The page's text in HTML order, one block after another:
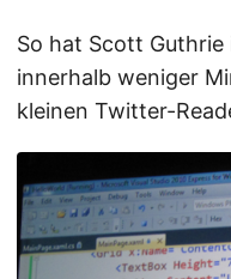
So hat Scott
innerhalb weniger
kleinen Twitter-